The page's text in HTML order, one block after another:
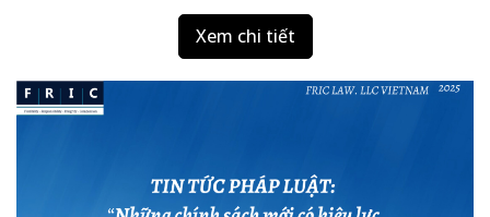
Xem chi tiết